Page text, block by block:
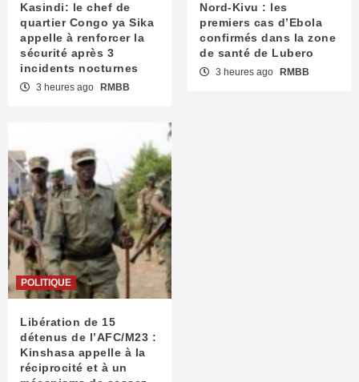
Kasindi: le chef de
quartier Congo ya Sika
appelle à renforcer la
sécurité après 3
incidents nocturnes
3 heures ago RMBB
Nord-Kivu : les
premiers cas d’Ebola
confirmés dans la zone
de santé de Lubero
3 heures ago RMBB
POLITIQUE
Libération de 15
détenus de l’AFC/M23 :
Kinshasa appelle à la
réciprocité et à un